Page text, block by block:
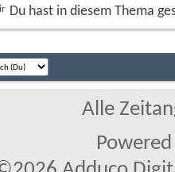
Du hast in diesem Thema
Alle